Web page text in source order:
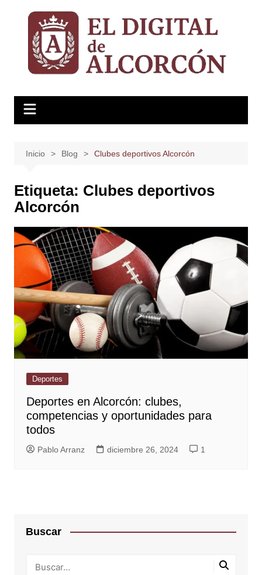
contenido
Inicio Blog Clubes deportivos Alcorcón
Etiqueta: Clubes deportivos
Alcorcón
Deportes
Deportes en Alcorcón: clubes,
competencias y oportunidades para
todos
Pablo Arranz diciembre 26, 2024 1
Buscar